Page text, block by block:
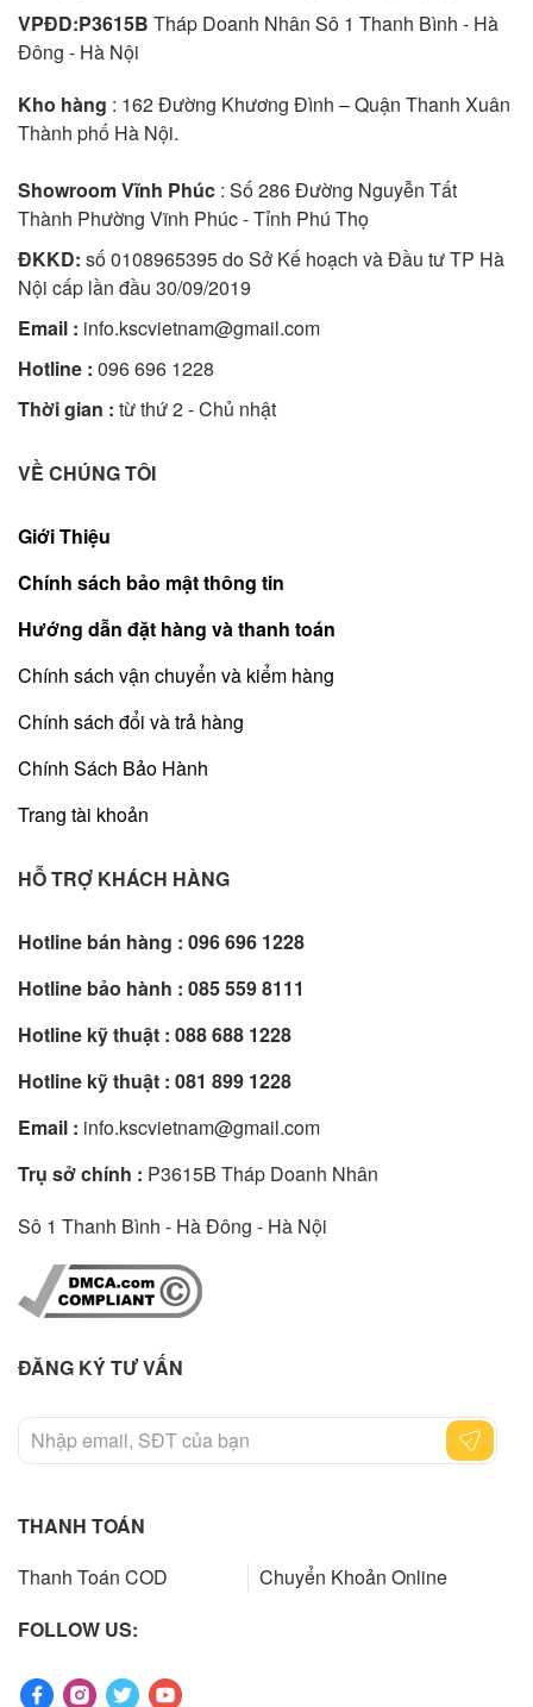
VPĐD:P3615B Tháp Doanh Nhân Sô 1 Thanh Bình - Hà
Đông - Hà Nội
Kho hàng : 162 Đường Khương Đình – Quận Thanh Xuân
Thành phố Hà Nội.
Showroom Vĩnh Phúc : Số 286 Đường Nguyễn Tất
Thành Phường Vĩnh Phúc - Tỉnh Phú Thọ
ĐKKD: số 0108965395 do Sở Kế hoạch và Đầu tư TP Hà
Nội cấp lần đầu 30/09/2019
Email : info.kscvietnam@gmail.com
Hotline : 096 696 1228
Thời gian : từ thứ 2 - Chủ nhật
VỀ CHÚNG TÔI
Giới Thiệu
Chính sách bảo mật thông tin
Hướng dẫn đặt hàng và thanh toán
Chính sách vận chuyển và kiểm hàng
Chính sách đổi và trả hàng
Chính Sách Bảo Hành
Trang tài khoản
HỖ TRỢ KHÁCH HÀNG
Hotline bán hàng : 096 696 1228
Hotline bảo hành : 085 559 8111
Hotline kỹ thuật : 088 688 1228
Hotline kỹ thuật : 081 899 1228
Email : info.kscvietnam@gmail.com
Trụ sở chính : P3615B Tháp Doanh Nhân
Sô 1 Thanh Bình - Hà Đông - Hà Nội
ĐĂNG KÝ TƯ VẤN
THANH TOÁN
Thanh Toán COD
Chuyển Khoản Online
FOLLOW US: